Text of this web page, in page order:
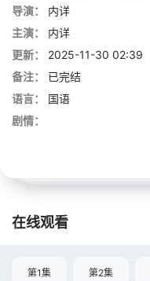
导演：
内详
主演：
内详
更新：
2025-11-30 02:39
备注：
已完结
语言：
国语
剧情：
在线观看
第1集 第2集